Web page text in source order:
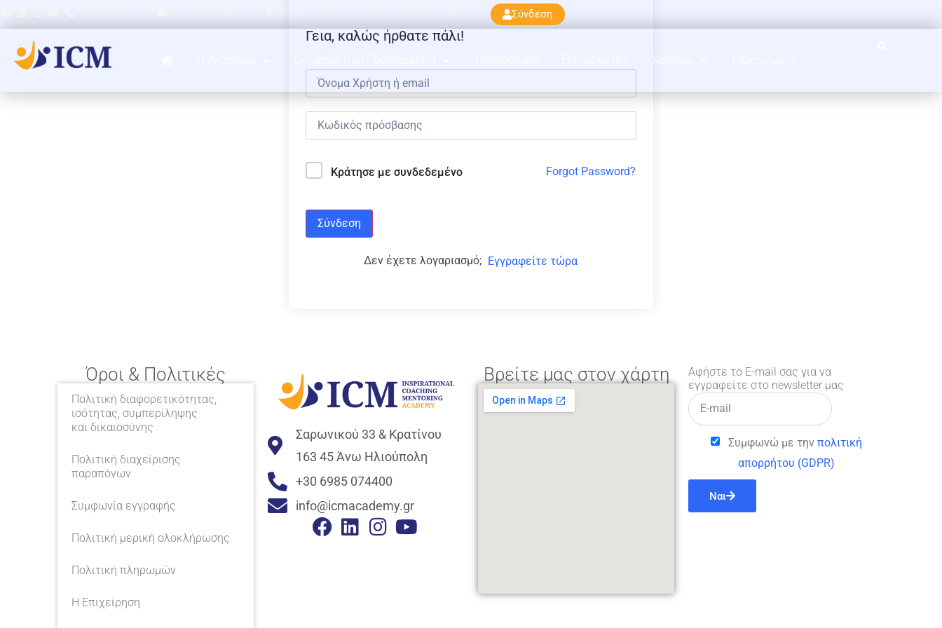
Σύνδεση
Χρήσιμα
Γεια, καλώς ήρθατε πάλι!
Κράτησε με συνδεδεμένο Forgot Password?
Σύνδεση
Δεν έχετε λογαριασμό; Εγγραφείτε τώρα
Όροι & Πολιτικές
Πολιτική διαφορετικότητας,
ισότητας, συμπερίληψης
και δικαιοσύνης
Πολιτική διαχείρισης
παραπόνων
Συμφωνία εγγραφής
Πολιτική μερική ολοκλήρωσης
Πολιτική πληρωμών
Η Επιχείρηση
Σαρωνικού 33 & Κρατίνου
163 45 Άνω Ηλιούπολη
+30 6985 074400
info@icmacademy.gr
Βρείτε μας στον χάρτη
Αφήστε το E-mail σας για να
εγγραφείτε στο newsletter μας
Συμφωνώ με την πολιτική
απορρήτου (GDPR)
Ναι